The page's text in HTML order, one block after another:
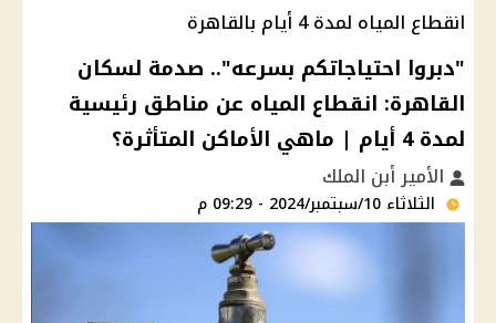
انقطاع المياه لمدة 4 أيام بالقاهرة
"دبروا احتياجاتكم بسرعه".. صدمة لسكان
القاهرة: انقطاع المياه عن مناطق رئيسية
لمدة 4 أيام | ماهي الأماكن المتأثرة؟
الأمير أبن الملك
الثلاثاء 10/سبتمبر/2024 - 09:29 م